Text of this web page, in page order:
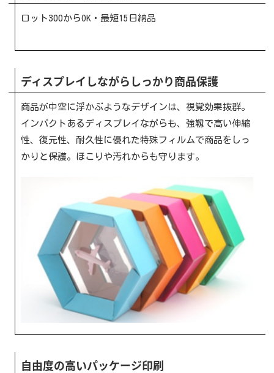
ロット300からOK・最短15日納品
ディスプレイしながらしっかり商品保護
商品が中空に浮かぶようなデザインは、視覚効果抜群。
インパクトあるディスプレイながらも、強靱で高い伸縮
性、復元性、耐久性に優れた特殊フィルムで商品をしっ
かりと保護。ほこりや汚れからも守ります。
自由度の高いパッケージ印刷